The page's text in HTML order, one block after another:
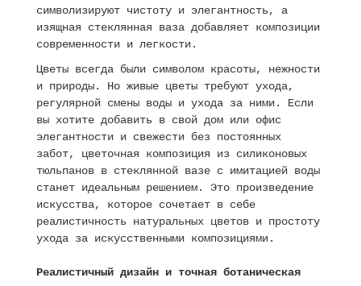
символизируют чистоту и элегантность, а
изящная стеклянная ваза добавляет композиции
современности и легкости.
Цветы всегда были символом красоты, нежности
и природы. Но живые цветы требуют ухода,
регулярной смены воды и ухода за ними. Если
вы хотите добавить в свой дом или офис
элегантности и свежести без постоянных
забот, цветочная композиция из силиконовых
тюльпанов в стеклянной вазе с имитацией воды
станет идеальным решением. Это произведение
искусства, которое сочетает в себе
реалистичность натуральных цветов и простоту
ухода за искусственными композициями.
Реалистичный дизайн и точная ботаническая